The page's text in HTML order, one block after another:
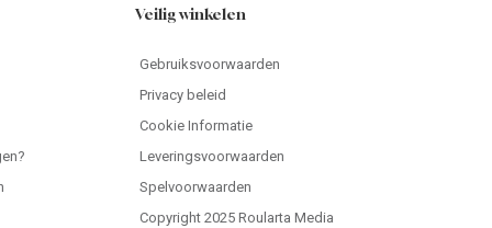
Veilig winkelen
Gebruiksvoorwaarden
Privacy beleid
Cookie Informatie
Leveringsvoorwaarden
Spelvoorwaarden
Copyright 2025 Roularta Media